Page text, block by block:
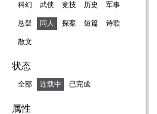
科幻 武侠 竞技 历史 军事
悬疑 同人 探案 短篇 诗歌
散文
状态
全部 连载中 已完成
属性